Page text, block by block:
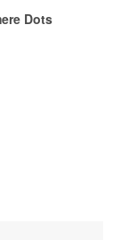
Dots